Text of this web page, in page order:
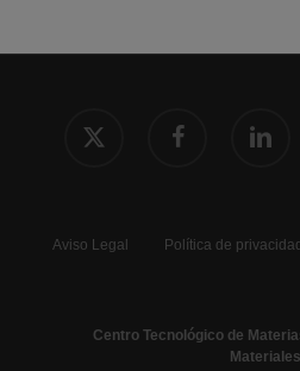
twitter
Aviso Legal Política de privacidad
Centro Tecnológico de